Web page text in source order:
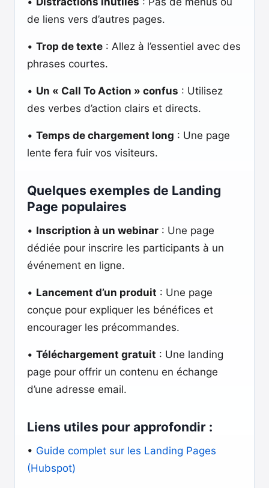
de liens vers d’autres pages.
• Trop de texte : Allez à l’essentiel avec des
phrases courtes.
• Un « Call To Action » confus : Utilisez
des verbes d’action clairs et directs.
• Temps de chargement long : Une page
lente fera fuir vos visiteurs.
Quelques exemples de Landing
Page populaires
• Inscription à un webinar : Une page
dédiée pour inscrire les participants à un
événement en ligne.
• Lancement d’un produit : Une page
conçue pour expliquer les bénéfices et
encourager les précommandes.
• Téléchargement gratuit : Une landing
page pour offrir un contenu en échange
d’une adresse email.
Liens utiles pour approfondir :
• Guide complet sur les Landing Pages
(Hubspot)